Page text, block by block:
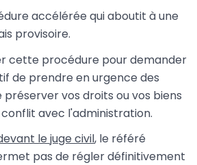
accélérée qui aboutit à une
provisoire.
cette procédure pour demander
de prendre en urgence des
préserver vos droits ou vos biens
avec l'administration.
le juge civil, le référé
pas de régler définitivement